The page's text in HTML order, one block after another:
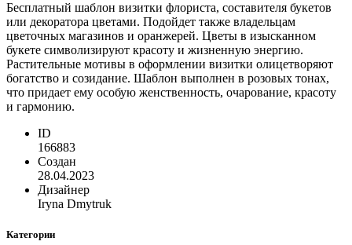
Бесплатный шаблон визитки флориста, составителя букетов
или декоратора цветами. Подойдет также владельцам
цветочных магазинов и оранжерей. Цветы в изысканном
букете символизируют красоту и жизненную энергию.
Растительные мотивы в оформлении визитки олицетворяют
богатство и созидание. Шаблон выполнен в розовых тонах,
что придает ему особую женственность, очарование, красоту
и гармонию.
ID
166883
Создан
28.04.2023
Дизайнер
Iryna Dmytruk
Категории